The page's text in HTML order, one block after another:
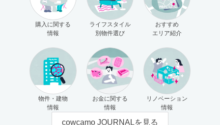
購入に関する
情報
ライフスタイル
別物件選び
おすすめ
エリア紹介
物件・建物
情報
お金に関する
情報
リノベーション
情報
cowcamo JOURNALを見る